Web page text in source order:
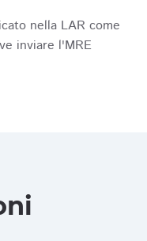
nella LAR come
inviare l'MRE